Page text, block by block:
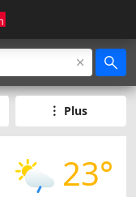
Plus
23°